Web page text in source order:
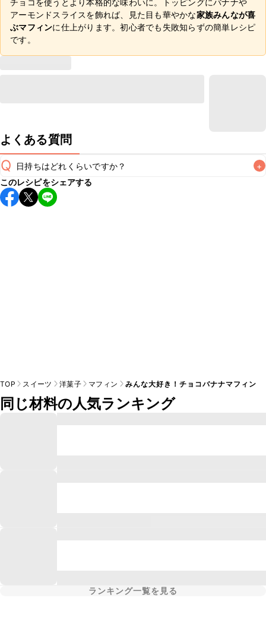
チョコを使うとより本格的な味わいに。トッピングにバナナや
アーモンドスライスを飾れば、見た目も華やかな家族みんなが喜
ぶマフィンに仕上がります。初心者でも失敗知らずの簡単レシピ
です。
よくある質問
Q 日持ちはどれくらいですか？ +
保存期間は冷蔵で翌日中が目安です。なるべくお早めにお召
し上がりください。
このレシピをシェアする
TOP スイーツ 洋菓子 マフィン みんな大好き！チョコバナナマフィン
同じ材料の人気ランキング
ランキング一覧を見る